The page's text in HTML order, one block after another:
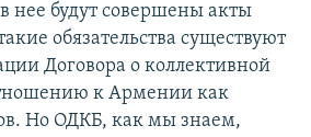
нее будут совершены акты
обязательства существуют
Договора о коллективной
к Армении как
Но ОДКБ, как мы знаем,